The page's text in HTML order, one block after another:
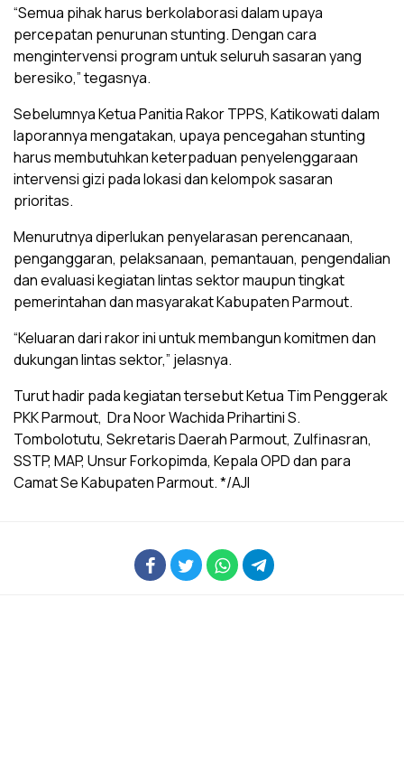
“Semua pihak harus berkolaborasi dalam upaya
percepatan penurunan stunting. Dengan cara
mengintervensi program untuk seluruh sasaran yang
beresiko,” tegasnya.
Sebelumnya Ketua Panitia Rakor TPPS, Katikowati dalam
laporannya mengatakan, upaya pencegahan stunting
harus membutuhkan keterpaduan penyelenggaraan
intervensi gizi pada lokasi dan kelompok sasaran
prioritas.
Menurutnya diperlukan penyelarasan perencanaan,
penganggaran, pelaksanaan, pemantauan, pengendalian
dan evaluasi kegiatan lintas sektor maupun tingkat
pemerintahan dan masyarakat Kabupaten Parmout.
“Keluaran dari rakor ini untuk membangun komitmen dan
dukungan lintas sektor,” jelasnya.
Turut hadir pada kegiatan tersebut Ketua Tim Penggerak
PKK Parmout, Dra Noor Wachida Prihartini S.
Tombolotutu, Sekretaris Daerah Parmout, Zulfinasran,
SSTP, MAP, Unsur Forkopimda, Kepala OPD dan para
Camat Se Kabupaten Parmout. */AJI